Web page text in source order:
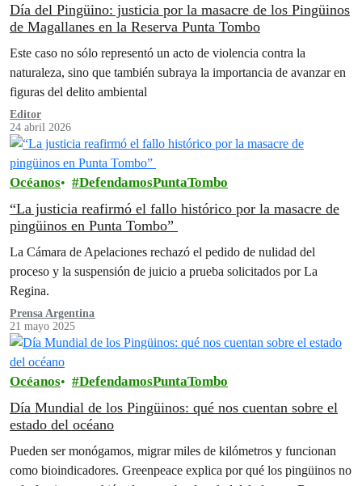
Día del Pingüino: justicia por la masacre de los Pingüinos
de Magallanes en la Reserva Punta Tombo
Este caso no sólo representó un acto de violencia contra la
naturaleza, sino que también subraya la importancia de avanzar en
figuras del delito ambiental
Editor
24 abril 2026
Océanos DefendamosPuntaTombo
“La justicia reafirmó el fallo histórico por la masacre de
pingüinos en Punta Tombo”
La Cámara de Apelaciones rechazó el pedido de nulidad del
proceso y la suspensión de juicio a prueba solicitados por La
Regina.
Prensa Argentina
21 mayo 2025
Océanos DefendamosPuntaTombo
Día Mundial de los Pingüinos: qué nos cuentan sobre el
estado del océano
Pueden ser monógamos, migrar miles de kilómetros y funcionan
como bioindicadores. Greenpeace explica por qué los pingüinos no